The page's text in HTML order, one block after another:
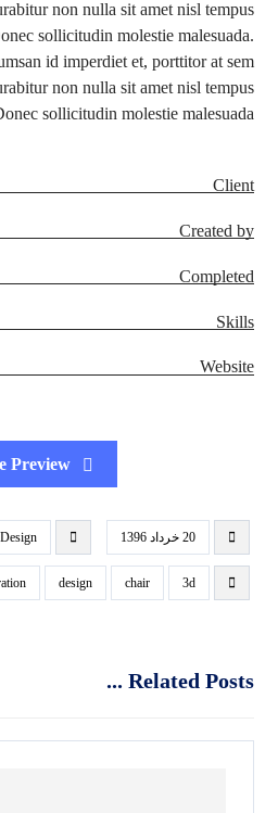
non nulla sit amet nisl tempus
sollicitudin molestie malesuada.
id imperdiet et, porttitor at sem
non nulla sit amet nisl tempus
sollicitudin molestie malesuada.
Client
Created by
Completed
Skills
Website
Preview
20 خرداد 1396
3d
chair
design
Related Posts ...